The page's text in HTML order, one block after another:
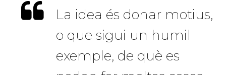
La idea és donar motius,
o que sigui un humil
exemple, de què es